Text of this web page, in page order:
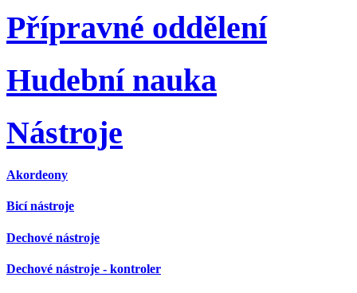
Přípravné oddělení
Hudební nauka
Nástroje
Akordeony
Bicí nástroje
Dechové nástroje
Dechové nástroje - kontroler